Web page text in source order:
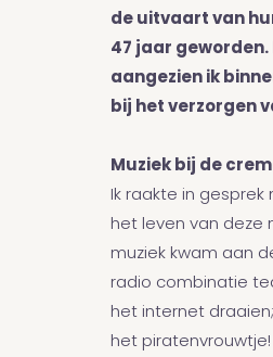
de uitvaart van
47 jaar
aangezien ik
bij het verzorgen
Muziek bij de
Ik raakte in
het leven van deze
muziek kwam aan
radio combinatie
het internet
het